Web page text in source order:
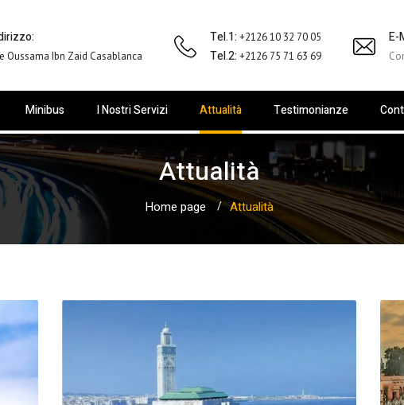
Oussama Ibn Zaid Casablanca
Tel.1: +2126 10 32 70 05
Tel.2: +2126 75 71 63 69
E-
Minibus I Nostri Servizi Attualità Testimonianze
Attualità
Home page Attualità